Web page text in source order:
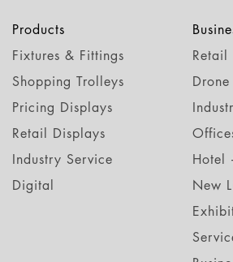
Products
Fixtures & Fittings
Shopping Trolleys
Pricing Displays
Retail Displays
Industry Service
Digital
Retail
Hotel
New